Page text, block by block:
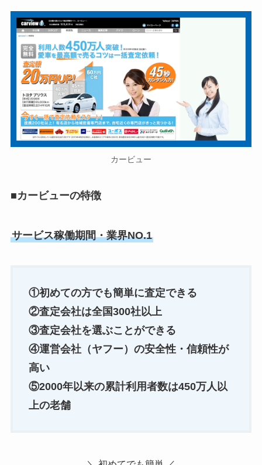
カービュー
■カービューの特徴
サービス稼働期間・業界NO.1
①初めての方でも簡単に査定できる
②査定会社は全国300社以上
③査定会社を選ぶことができる
④運営会社（ヤフー）の安全性・信頼性が
高い
⑤2000年以来の累計利用者数は450万人以
上の老舗